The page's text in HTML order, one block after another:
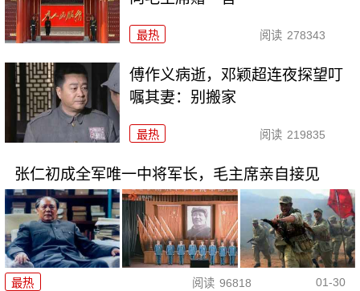
最热 阅读 278343
傅作义病逝，邓颖超连夜探望叮
嘱其妻：别搬家
最热 阅读 219835
张仁初成全军唯一中将军长，毛主席亲自接见
最热 阅读 96818 01-30